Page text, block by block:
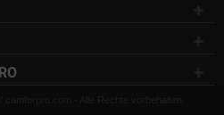
camforpro.com - Alle Rechte vorbehalten